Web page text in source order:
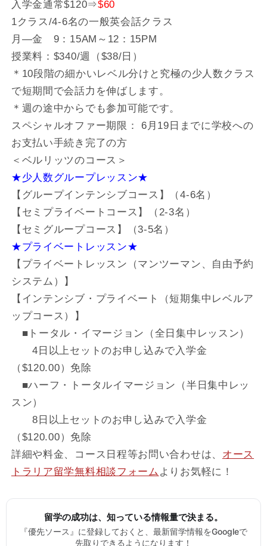
入学金通常$120⇒$60
1クラス/4-6名の一般英会話クラス
月―金 9：15AM～12：15PM
授業料：$340/週（$38/日）
＊10段階の細かいレベル分けと究極の少人数クラス
で短期間で会話力を伸ばします。
＊週の途中からでも参加可能です。
スペシャルオファー期限： 6月19日までに学校への
お支払い手続き完了の方
＜ベルリッツのコース＞
★少人数グループレッスン★
【グループインテンシブコース】（4-6名）
【セミプライベートコース】（2-3名）
【セミグループコース】（3-5名）
★プライベートレッスン★
【プライベートレッスン（マンツーマン、自由予約
システム）】
【インテンシブ・プライベート（短期集中レベルア
ップコース）】
■トータル・イマージョン（全日集中レッスン）
4日以上セットのお申し込みで入学金
（$120.00）免除
■ハーフ・トータルイマージョン（半日集中レッ
スン）
8日以上セットのお申し込みで入学金
（$120.00）免除
詳細や料金、コース日程等お問い合わせは、 オース
トラリア留学無料相談フォーム よりお気軽に！
留学の成功は、知っている情報量で決まる。
『優先ソース』に登録しておくと、最新留学情報をGoogleで
先取りできるようになります！